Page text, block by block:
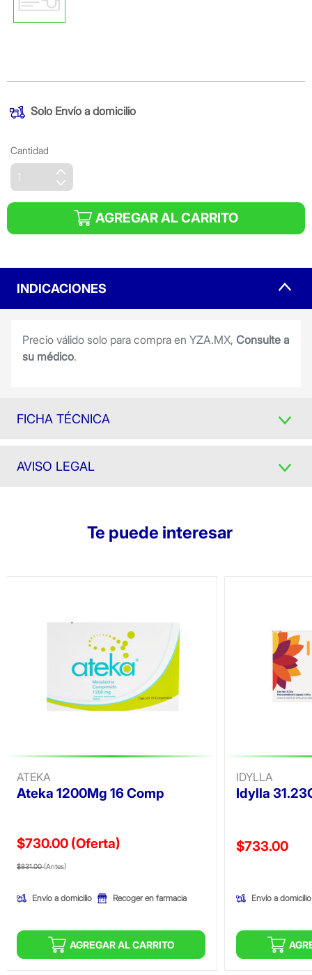
SoloEnvío a domicilio
Cantidad
AGREGAR AL CARRITO
INDICACIONES
Precio válido solo para compra en YZA.MX, Consulte a
su médico.
FICHA TÉCNICA
AVISO LEGAL
Te puede interesar
ATEKA
Ateka 1200Mg 16 Comp
$730.00 (Oferta)
Precio reducido de
$831.00(Antes)(Oferta)
Envío a domicilio Recoger en farmacia
AGREGAR AL CARRITO
IDYLLA
Idylla
Precio
$733.00
Envío a domicilio